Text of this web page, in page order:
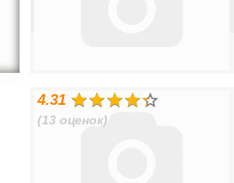
4.31
(13 оценок)